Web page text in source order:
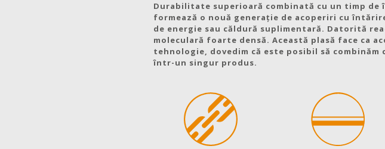
Durabilitate superioară combinată cu un timp
formează o nouă generație de acoperiri cu
de energie sau căldură suplimentară. Datorită
moleculară foarte densă. Această plasă face ca
tehnologie, dovedim că este posibil să
într-un singur produs.